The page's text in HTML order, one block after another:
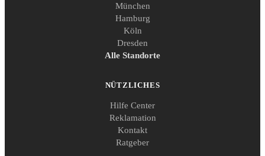
München
Hamburg
Köln
Dresden
Alle Standorte
NÜTZLICHES
Hilfe Center
Reklamation
Kontakt
Ratgeber